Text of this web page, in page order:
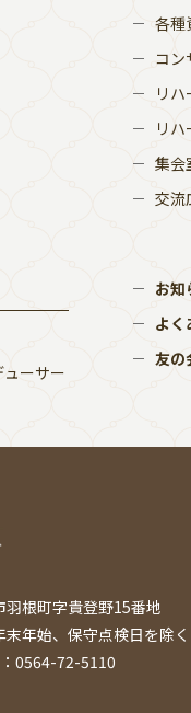
各種
コン
リ
リ
集会
交流
ーサー
お知
よく
友の
根町字貴登野15番地
年始、保守点検日を除く
0564-72-5110